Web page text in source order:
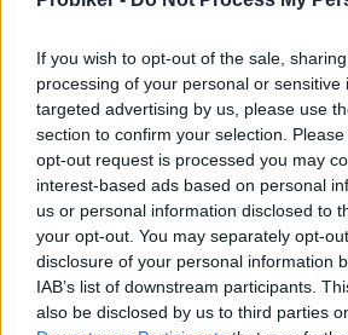
If you wish to opt-out of the sale,
processing of your personal or sensitive
targeted advertising by us, please use
section to confirm your selection.
opt-out request is processed you may
interest-based ads based on personal
us or personal information disclosed to
your opt-out. You may separately opt-
disclosure of your personal information
IAB’s list of downstream participants.
also be disclosed by us to third parties
1-3 dní
MOC: 15,30 € 6,30 €